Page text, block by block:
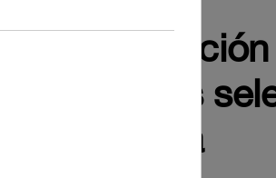
la
pruebas